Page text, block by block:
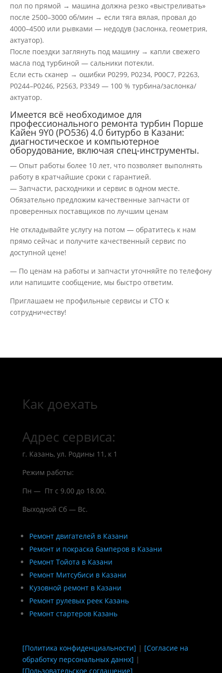
пол по прямой → машина должна резко «выстреливать»
после 2500–3000 об/мин → если тяга вялая, провал до
4000–4500 или рывками — недодув (заслонка, геометрия,
актуатор).
После поездки заглянуть под машину → капли свежего
масла под турбиной — сальники потекли.
Если есть сканер → ошибки P0299, P0234, P00C7, P2263,
P0244–P0246, P2563, P3349 — 100 % турбина/заслонка/
актуатор.
Имеется всё необходимое для
профессионального ремонта турбин Порше
Кайен 9Y0 (PO536) 4.0 битурбо в Казани:
диагностическое и компьютерное
оборудование, включая спец-инструменты.
— Опыт работы более 10 лет, что позволяет выполнять
работу в кратчайшие сроки с гарантией.
— Запчасти, расходники и сервис в одном месте.
Обязательно предложим качественные запчасти от
проверенных поставщиков по лучшим ценам
Не откладывайте услугу на потом — обратитесь к нам
прямо сейчас и получите качественный сервис по
доступной цене!
— По ценам на работы и запчасти уточняйте по телефону
или напишите сообщение, мы быстро ответим.
Приглашаем не профильные сервисы и СТО к
сотрудничеству!
Как доехать
Адрес сервиса:
г. Казань, ул. Родины 11, к 1
Режим работы:
Пн — Пт с 9.00 до 18.00.
Выходной Сб — Вс.
Ремонт двигателей в Казани
Ремонт и покраска бамперов в Казани
Ремонт Тойота в Казани
Ремонт Митсубиси в Казани
Кузовной ремонт в Казани
Ремонт рулевых реек Казань
Ремонт стартеров Казань
[Политика конфиденциальности] | [Согласие на
обработку персональных даннх] |
[Пользовательское соглашение]